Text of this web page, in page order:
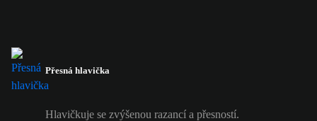
Přesná hlavička
Hlavičkuje se zvýšenou razancí a přesností.